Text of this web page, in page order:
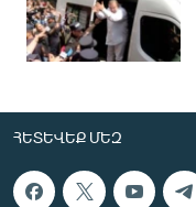
ՀԵՏԵՎԵՔ ՄԵԶ